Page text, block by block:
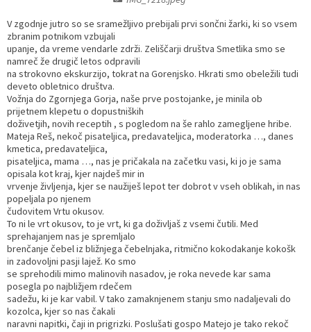
V zgodnje jutro so se sramežljivo prebijali prvi sončni žarki, ki so vsem
zbranim potnikom vzbujali
upanje, da vreme vendarle zdrži. Zeliščarji društva Smetlika smo se
namreč že drugič letos odpravili
na strokovno ekskurzijo, tokrat na Gorenjsko. Hkrati smo obeležili tudi
deveto obletnico društva.
Vožnja do Zgornjega Gorja, naše prve postojanke, je minila ob
prijetnem klepetu o dopustniških
doživetjih, novih receptih , s pogledom na še rahlo zamegljene hribe.
Mateja Reš, nekoč pisateljica, predavateljica, moderatorka …, danes
kmetica, predavateljica,
pisateljica, mama …, nas je pričakala na začetku vasi, ki jo je sama
opisala kot kraj, kjer najdeš mir in
vrvenje življenja, kjer se naužiješ lepot ter dobrot v vseh oblikah, in nas
popeljala po njenem
čudovitem Vrtu okusov.
To ni le vrt okusov, to je vrt, ki ga doživljaš z vsemi čutili. Med
sprehajanjem nas je spremljalo
brenčanje čebel iz bližnjega čebelnjaka, ritmično kokodakanje kokošk
in zadovoljni pasji lajež. Ko smo
se sprehodili mimo malinovih nasadov, je roka nevede kar sama
posegla po najbližjem rdečem
sadežu, ki je kar vabil. V tako zamaknjenem stanju smo nadaljevali do
kozolca, kjer so nas čakali
naravni napitki, čaji in prigrizki. Poslušati gospo Matejo je tako rekoč
Razvojni programi
Kronologija občine
Fotogalerija
Vizitka
Predstavniki občine v svetih zavodov
Prijave in pobude
Splošni akti občine
Informacije javnega značaja
Lokalne volitve
Varuhov kotiček
Delovni čas zdravnikov
Društva
Lokacije defibrilatorjev
Ceniki